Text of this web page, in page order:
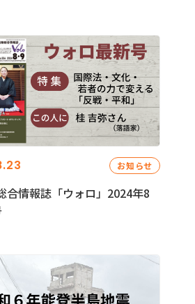
お知らせ
合情報誌「ウォロ」2024年8